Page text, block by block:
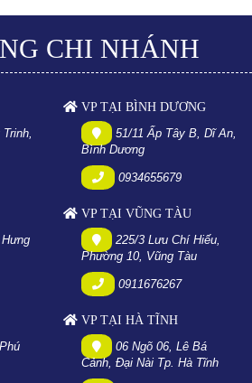
CHI NHÁNH
VP TẠI BÌNH DƯƠNG
51/11 Ấp Tây B, Dĩ An,
Bình Dương
0934655679
VP TẠI VŨNG TÀU
225/3 Lưu Chí Hiếu,
Phường 10, Vũng Tàu
0911676267
VP TẠI HÀ TĨNH
06 Ngõ 06, Lê Bá
Cảnh, Đại Nài Tp. Hà Tĩnh